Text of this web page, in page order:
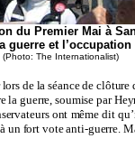
du Premier Mai à
et l’occupation
(Photo: The Internationalist)
de la séance de
guerre, soumise par
ont même dit
fort vote anti-guerre.